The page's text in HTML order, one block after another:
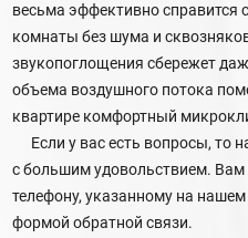
весьма эффективно справится
комнаты без шума и
звукопоглощения сбережет
объема воздушного потока
квартире комфортный
Если у вас есть вопросы, то
с большим удовольствием.
телефону, указанному на
формой обратной связи.